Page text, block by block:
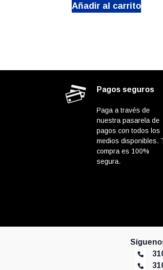
Añadir al carrito
Pagos seguros
Paga a través de
nuestra pasarela de
pagos con todos los
medios disponibles.
compra es 100%
segura.